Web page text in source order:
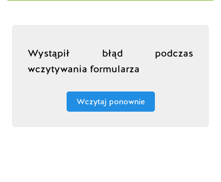
Wystąpił błąd podczas
wczytywania formularza
Wczytaj ponownie